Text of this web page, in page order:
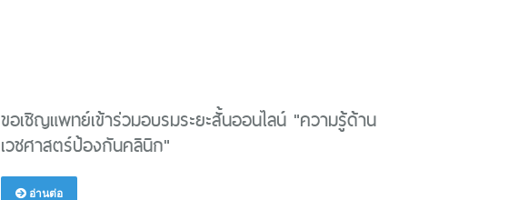
ขอเชิญแพทย์เข้าร่วมอบรมระยะสั้นออนไลน์ "ความรู้ด้าน
เวชศาสตร์ป้องกันคลินิก"
อ่านต่อ